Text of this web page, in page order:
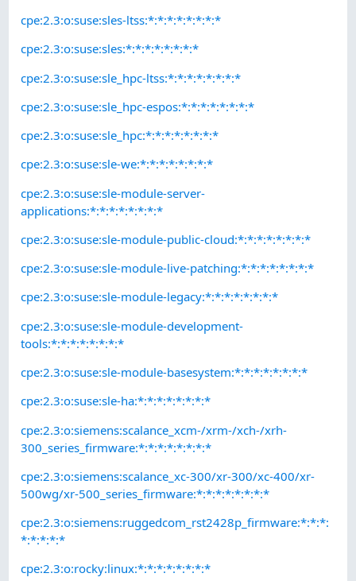
cpe:2.3:o:suse:sles-ltss:*:*:*:*:*:*:*:*
cpe:2.3:o:suse:sles:*:*:*:*:*:*:*:*
cpe:2.3:o:suse:sle_hpc-ltss:*:*:*:*:*:*:*:*
cpe:2.3:o:suse:sle_hpc-espos:*:*:*:*:*:*:*:*
cpe:2.3:o:suse:sle_hpc:*:*:*:*:*:*:*:*
cpe:2.3:o:suse:sle-we:*:*:*:*:*:*:*:*
cpe:2.3:o:suse:sle-module-server-
applications:*:*:*:*:*:*:*:*
cpe:2.3:o:suse:sle-module-public-cloud:*:*:*:*:*:*:*:*
cpe:2.3:o:suse:sle-module-live-patching:*:*:*:*:*:*:*:*
cpe:2.3:o:suse:sle-module-legacy:*:*:*:*:*:*:*:*
cpe:2.3:o:suse:sle-module-development-
tools:*:*:*:*:*:*:*:*
cpe:2.3:o:suse:sle-module-basesystem:*:*:*:*:*:*:*:*
cpe:2.3:o:suse:sle-ha:*:*:*:*:*:*:*:*
cpe:2.3:o:siemens:scalance_xcm-/xrm-/xch-/xrh-
300_series_firmware:*:*:*:*:*:*:*:*
cpe:2.3:o:siemens:scalance_xc-300/xr-300/xc-400/xr-
500wg/xr-500_series_firmware:*:*:*:*:*:*:*:*
cpe:2.3:o:siemens:ruggedcom_rst2428p_firmware:*:*:*:
*:*:*:*:*
cpe:2.3:o:rocky:linux:*:*:*:*:*:*:*:*